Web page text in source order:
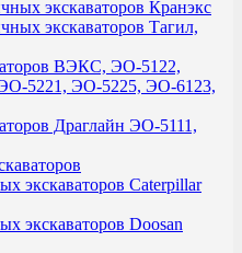
экскаваторов Кранэкс
экскаваторов Тагил,
ВЭКС, ЭО-5122,
5221, ЭО-5225, ЭО-6123,
Драглайн ЭО-5111,
экскаваторов Caterpillar
экскаваторов Doosan